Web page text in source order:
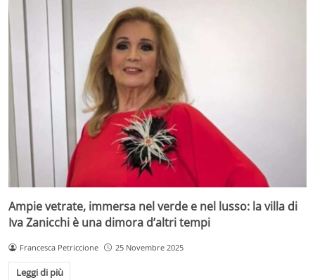
Ampie vetrate, immersa nel verde e nel lusso: la villa di
Iva Zanicchi è una dimora d’altri tempi
Francesca Petriccione 25 Novembre 2025
Leggi di più